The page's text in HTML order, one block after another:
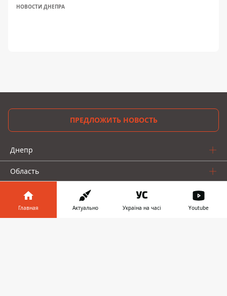
НОВОСТИ ДНЕПРА
ПРЕДЛОЖИТЬ НОВОСТЬ
Днепр
Область
Украина
Главная Актуально Україна на часі Youtube